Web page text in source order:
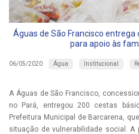
Águas de São Francisco
para apoio às
06/05/2020 Água Institucional
A Águas de São Francisco,
no Pará, entregou 200 cestas
Prefeitura Municipal de Barcarena,
situação de vulnerabilidade social.